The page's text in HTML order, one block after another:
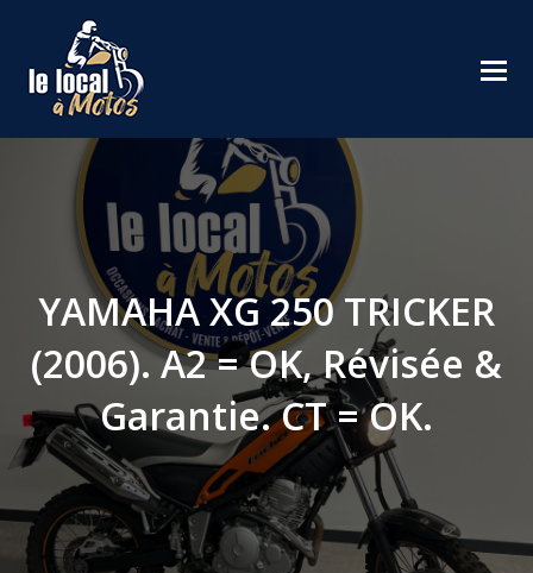
YAMAHA XG 250 TRICKER
(2006). A2 = OK, Révisée &
Garantie. CT = OK.